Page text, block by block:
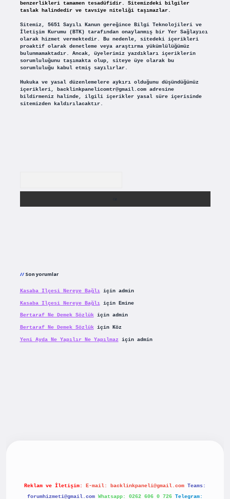
benzerlikleri tamamen tesadüfidir. Sitemizdeki bilgiler
taslak halindedir ve tavsiye niteliği taşımazlar.
Sitemiz, 5651 Sayılı Kanun gereğince Bilgi Teknolojileri ve
İletişim Kurumu (BTK) tarafından onaylanmış bir Yer Sağlayıcı
olarak hizmet vermektedir. Bu nedenle, sitedeki içerikleri
proaktif olarak denetleme veya araştırma yükümlülüğümüz
bulunmamaktadır. Ancak, üyelerimiz yazdıkları içeriklerin
sorumluluğunu taşımakta olup, siteye üye olarak bu
sorumluluğu kabul etmiş sayılırlar.
Hukuka ve yasal düzenlemelere aykırı olduğunu düşündüğünüz
içerikleri, backlinkpanelicomtr@gmail.comadresine
bildirmeniz halinde, ilgili içerikler yasal süre içerisinde
sitemizden kaldırılacaktır.
Son yorumlar
Kasaba Ilçesi Nereye Bağlıiçin admin
Kasaba Ilçesi Nereye Bağlıiçin Emine
Bertaraf Ne Demek Sözlükiçin admin
Bertaraf Ne Demek Sözlükiçin Köz
Yeni Ayda Ne Yapılır Ne Yapılmaziçin admin
Reklam ve İletişim: E-mail: backlinkpaneli@gmail.com Teams:
forumhizmeti@gmail.com Whatsapp: 0262 606 0 726 Telegram: